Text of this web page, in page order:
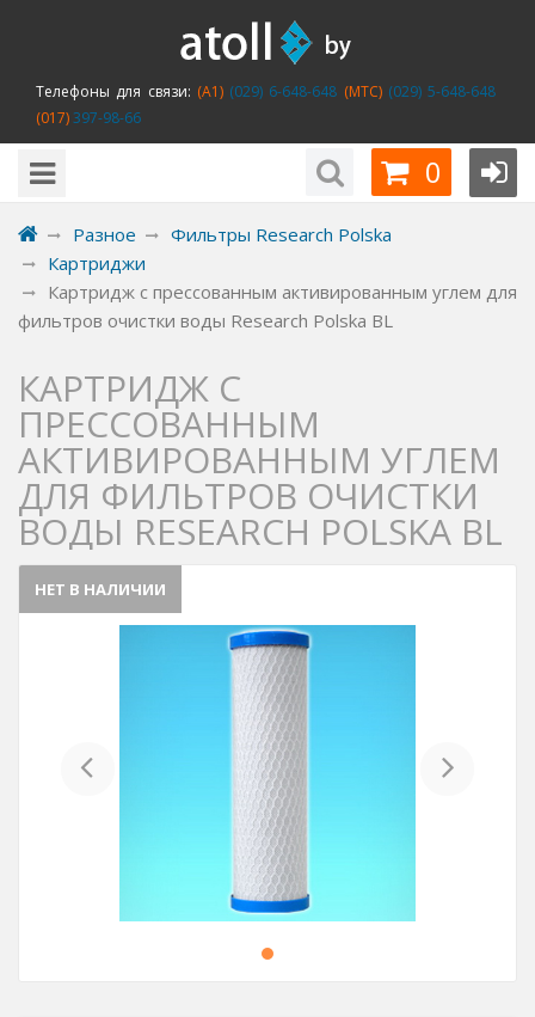
Телефоны для связи: (A1)(029) 6-648-648 (MTC)(029) 5-648-648
(017)397-98-66
0
Разное
Фильтры Research Polska
Картриджи
Картридж с прессованным активированным углем для
фильтров очистки воды Research Polska BL
КАРТРИДЖ С
ПРЕССОВАННЫМ
АКТИВИРОВАННЫМ УГЛЕМ
ДЛЯ ФИЛЬТРОВ ОЧИСТКИ
ВОДЫ RESEARCH POLSKA BL
НЕТ В НАЛИЧИИ